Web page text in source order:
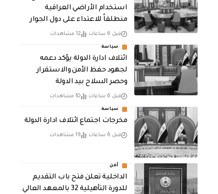
استخدام الأراضي العراقية
منطلقاً للاعتداء على دول الجوار
قبل 6 ساعات 12 مشاهدات
سياسة
ائتلاف ادارة الدولة يؤكد دعمه
لجهود حفظ الأمن والاستقرار
وحصر السلاح بيد الدولة
قبل 6 ساعات 10 مشاهدات
سياسة
مخرجات اجتماع ائتلاف ادارة الدولة
قبل 6 ساعات 19 مشاهدات
أمن
الداخلية تعلن فتح باب التقديم
للدورة التأهيلية 32 بالمعهد العالي